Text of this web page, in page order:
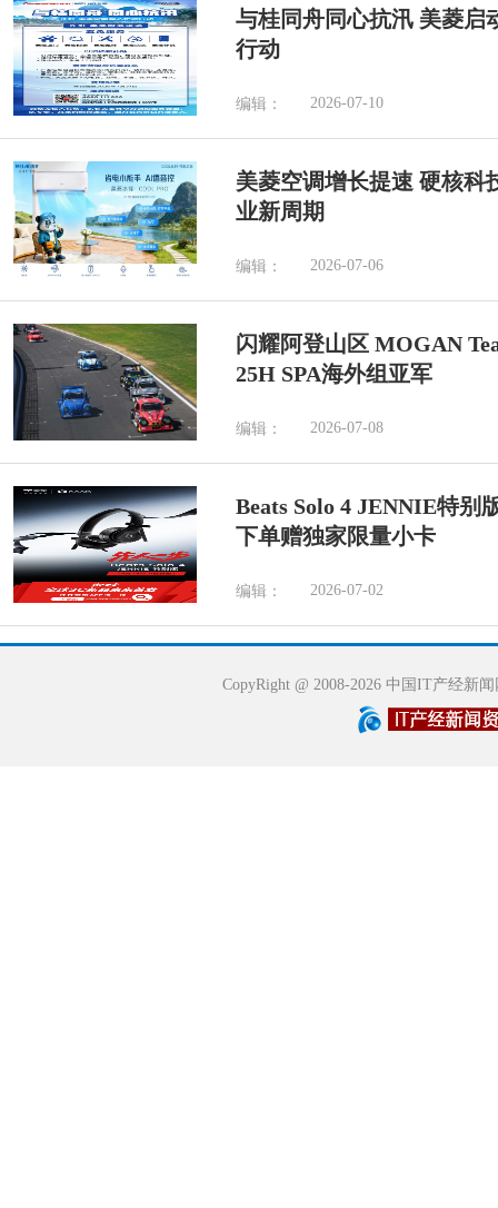
与桂同舟同心抗汛 美菱启
行动
编辑： 2026-07-10
美菱空调增长提速 硬核科
业新周期
编辑： 2026-07-06
闪耀阿登山区 MOGAN
25H SPA海外组亚军
编辑： 2026-07-08
Beats Solo 4 JENNIE特别
下单赠独家限量小卡
编辑： 2026-07-02
CopyRight @ 2008-2026 中国IT产经新